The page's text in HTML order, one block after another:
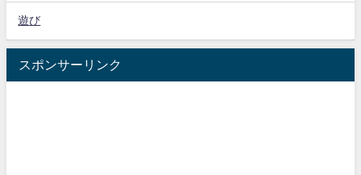
遊び
スポンサーリンク